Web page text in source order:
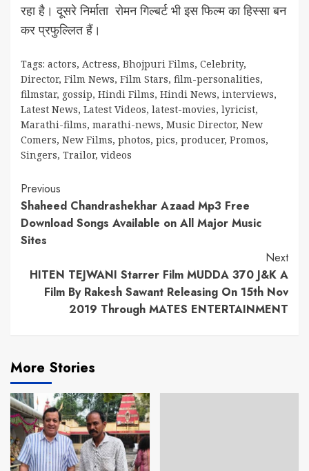
रहा है। दूसरे निर्माता रोमन गिल्बर्ट भी इस फिल्म का हिस्सा बन
कर प्रफुल्लित हैं।
Tags: actors, Actress, Bhojpuri Films, Celebrity,
Director, Film News, Film Stars, film-personalities,
filmstar, gossip, Hindi Films, Hindi News, interviews,
Latest News, Latest Videos, latest-movies, lyricist,
Marathi-films, marathi-news, Music Director, New
Comers, New Films, photos, pics, producer, Promos,
Singers, Trailor, videos
Continue
Reading
Previous
Shaheed Chandrashekhar Azaad Mp3 Free
Download Songs Available on All Major Music
Sites
Next
HITEN TEJWANI Starrer Film MUDDA 370 J&K A
Film By Rakesh Sawant Releasing On 15th Nov
2019 Through MATES ENTERTAINMENT
More Stories